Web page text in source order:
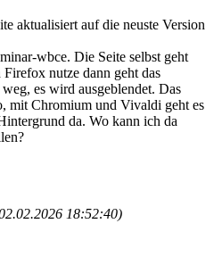
aktualisiert auf die neuste Version
wbce. Die Seite selbst geht
nutze dann geht das
es wird ausgeblendet. Das
mit Chromium und Vivaldi geht es
da. Wo kann ich da
18:52:40)